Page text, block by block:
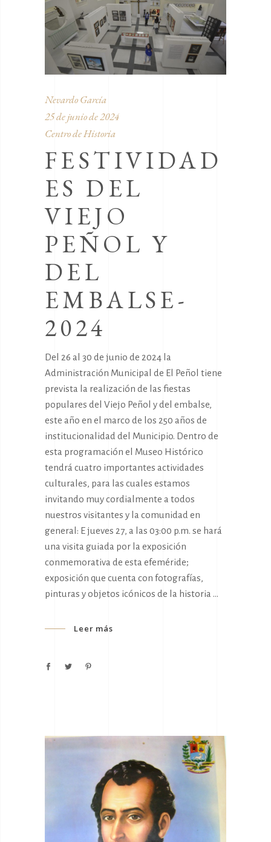
Nevardo García
25 de junio de 2024
Centro de Historia
FESTIVIDAD
ES DEL
VIEJO
PEÑOL Y
DEL
EMBALSE-
2024
Del 26 al 30 de junio de 2024 la
Administración Municipal de El Peñol tiene
prevista la realización de las fiestas
populares del Viejo Peñol y del embalse,
este año en el marco de los 250 años de
institucionalidad del Municipio. Dentro de
esta programación el Museo Histórico
tendrá cuatro importantes actividades
culturales, para las cuales estamos
invitando muy cordialmente a todos
nuestros visitantes y la comunidad en
general: E jueves 27, a las 03:00 p.m. se hará
una visita guiada por la exposición
conmemorativa de esta efeméride;
exposición que cuenta con fotografías,
pinturas y objetos icónicos de la historia
Leer más